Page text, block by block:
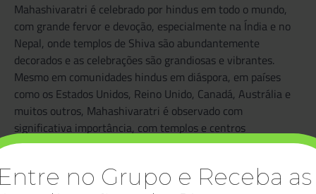
Mahashivaratri é celebrado por hindus em todo o mundo,
com grande fervor e devoção, especialmente na Índia e no
Nepal, onde templos de Shiva são abundantemente
decorados e as celebrações são grandiosas e vibrantes.
Mesmo em comunidades hindus em diáspora, em países
como os Estados Unidos, Reino Unido, Canadá, Austrália e
muitos outros, Mahashivaratri é observado com
significativa importância, com templos e centros
comunitários organizando eventos especiais para a
Em resumo, Mahashivaratri é um festival profundamente
no Grupo e Receba as